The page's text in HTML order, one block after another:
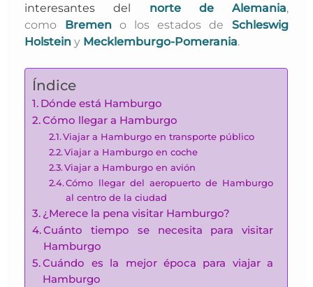
interesantes del norte de Alemania,
como Bremeno los estados de Schleswig
Holstein y Mecklemburgo-Pomerania.
Índice
Dónde está Hamburgo
Cómo llegar a Hamburgo
Viajar a Hamburgo en transporte público
Viajar a Hamburgo en coche
Viajar a Hamburgo en avión
Cómo llegar del aeropuerto de Hamburgo
al centro de la ciudad
¿Merece la pena visitar Hamburgo?
Cuánto tiempo se necesita para visitar
Hamburgo
Cuándo es la mejor época para viajar a
Hamburgo